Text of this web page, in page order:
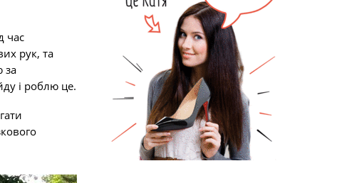
час
рук, та
за
і роблю це.